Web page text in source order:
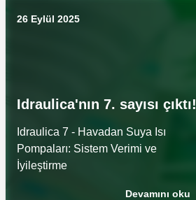
26 Eylül 2025
Idraulica'nın 7. sayısı çıktı!
Idraulica 7 - Havadan Suya Isı
Pompaları: Sistem Verimi ve
İyileştirme
Devamını oku